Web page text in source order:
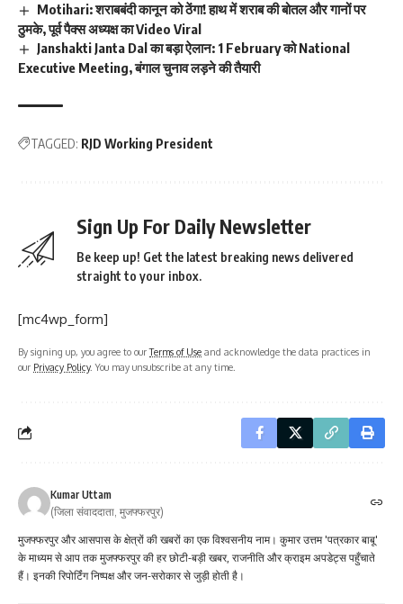
Motihari: शराबबंदी कानून को ठेंगा! हाथ में शराब की बोतल और गानों पर
ठुमके, पूर्व पैक्स अध्यक्ष का Video Viral
Janshakti Janta Dal का बड़ा ऐलान: 1 February को National
Executive Meeting, बंगाल चुनाव लड़ने की तैयारी
TAGGED: RJD Working President
Sign Up For Daily Newsletter
Be keep up! Get the latest breaking news delivered
straight to your inbox.
[mc4wp_form]
By signing up, you agree to ourTerms of Use and acknowledge the data practices in
our Privacy Policy. You may unsubscribe at any time.
Kumar Uttam
(जिला संवाददाता, मुजफ्फरपुर)
मुजफ्फरपुर और आसपास के क्षेत्रों की खबरों का एक विश्वसनीय नाम। कुमार उत्तम 'पत्रकार बाबू'
के माध्यम से आप तक मुजफ्फरपुर की हर छोटी-बड़ी खबर, राजनीति और क्राइम अपडेट्स पहुँचाते
हैं। इनकी रिपोर्टिंग निष्पक्ष और जन-सरोकार से जुड़ी होती है।